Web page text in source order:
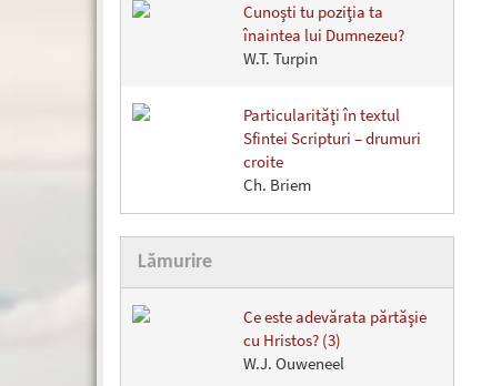
Cunoşti tu poziţia ta
înaintea lui Dumnezeu?
W.T. Turpin
Particularităţi în textul
Sfintei Scripturi – drumuri
croite
Ch. Briem
Lămurire
Ce este adevărata părtăşie
cu Hristos? (3)
W.J. Ouweneel